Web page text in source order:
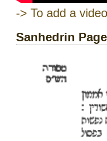
-> To add a
Sanhedrin